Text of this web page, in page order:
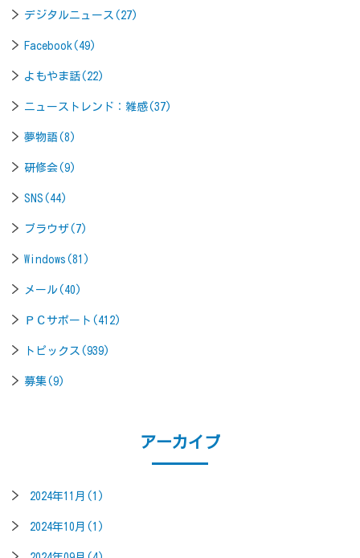
デジタルニュース(27)
Facebook(49)
よもやま話(22)
ニューストレンド：雑感(37)
夢物語(8)
研修会(9)
SNS(44)
ブラウザ(7)
Windows(81)
メール(40)
ＰＣサポート(412)
トピックス(939)
募集(9)
アーカイブ
2024年11月(1)
2024年10月(1)